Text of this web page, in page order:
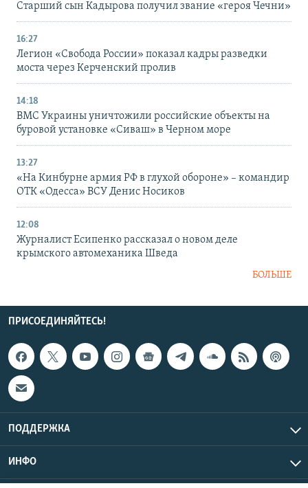
Старший сын Кадырова получил звание «героя Чечни»
16:27
Легион «Свобода России» показал кадры разведки
моста через Керченский пролив
14:18
ВМС Украины уничтожили российские объекты на
буровой установке «Сиваш» в Черном море
13:27
«На Кинбурне армия РФ в глухой обороне» – командир
ОТК «Одесса» ВСУ Денис Носиков
12:08
Журналист Есипенко рассказал о новом деле
крымского автомеханика Шведа
БОЛЬШЕ
ПРИСОЕДИНЯЙТЕСЬ!
ПОДДЕРЖКА
ИНФО